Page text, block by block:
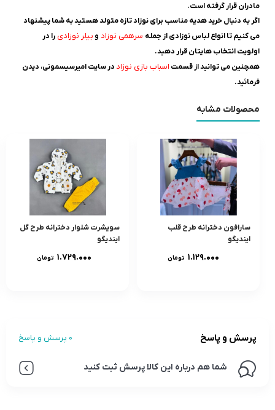
مادران قرار گرفته است.
اگر به دنبال خرید هدیه مناسب برای نوزاد تازه متولد هستید به شما پیشنهاد
می کنیم تا انواع لباس نوزادی از جمله سرهمی نوزاد و بیلر نوزادی را در
اولویت انتخاب هایتان قرار دهید.
همچنین می توانید از قسمت اسباب بازی نوزاد در سایت امیرسیسمونی، دیدن
فرمائید.
محصولات مشابه
سارافون دخترانه طرح قلب
ایندیگو
۱.۱۲۹.۰۰۰ تومان
سویشرت شلوار دخترانه طرح گل
ایندیگو
۱.۷۲۹.۰۰۰ تومان
پرسش و پاسخ 0 پرسش و پاسخ
شما هم درباره این کالا پرسش ثبت کنید